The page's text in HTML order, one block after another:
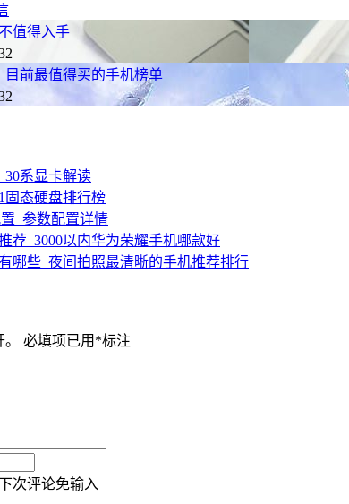
值得入手
目前最值得买的手机榜单
系显卡解读
固态硬盘排行榜
_参数配置详情
荐_3000以内华为荣耀手机哪款好
哪些_夜间拍照最清晰的手机推荐排行
必填项已用 *标注
次评论免输入